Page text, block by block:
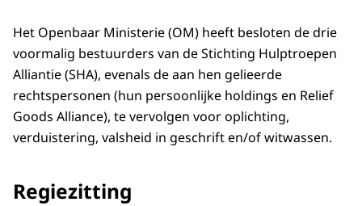
Het Openbaar Ministerie (OM) heeft besloten de drie
voormalig bestuurders van de Stichting Hulptroepen
Alliantie (SHA), evenals de aan hen gelieerde
rechtspersonen (hun persoonlijke holdings en Relief
Goods Alliance), te vervolgen voor oplichting,
verduistering, valsheid in geschrift en/of witwassen.
Regiezitting